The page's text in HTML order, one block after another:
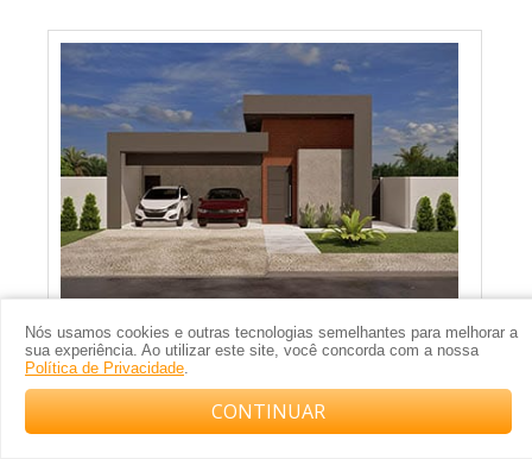
Nós usamos cookies e outras tecnologias semelhantes para melhorar a
sua experiência. Ao utilizar este site, você concorda com a nossa
Política de Privacidade.
CONTINUAR
Casa térrea com tijolinho à vista
12x25m 3 2 2
Compre com o arquiteto no WhatsApp